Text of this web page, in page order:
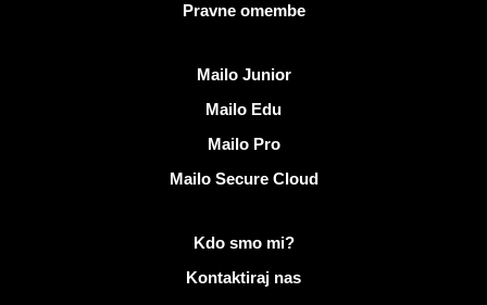
Pravne omembe
Mailo Junior
Mailo Edu
Mailo Pro
Mailo Secure Cloud
Kdo smo mi?
Kontaktiraj nas